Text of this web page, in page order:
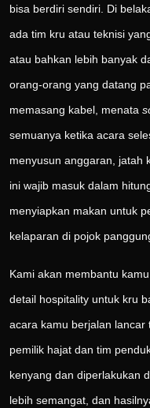
bisa berdiri sendiri. Di
ada tim kru atau teknisi
atau bahkan lebih banyak
orang-orang yang datang
memasang kabel, menata
semuanya ketika acara
menyusun anggaran, jatah
ini wajib masuk dalam
menyiapkan makan untuk
kelaparan di pojok
Kami akan membantu
detail hospitality untuk kru
acara kamu berjalan
pemilik hajat dan tim
kenyang dan diperlakukan
lebih semangat, dan